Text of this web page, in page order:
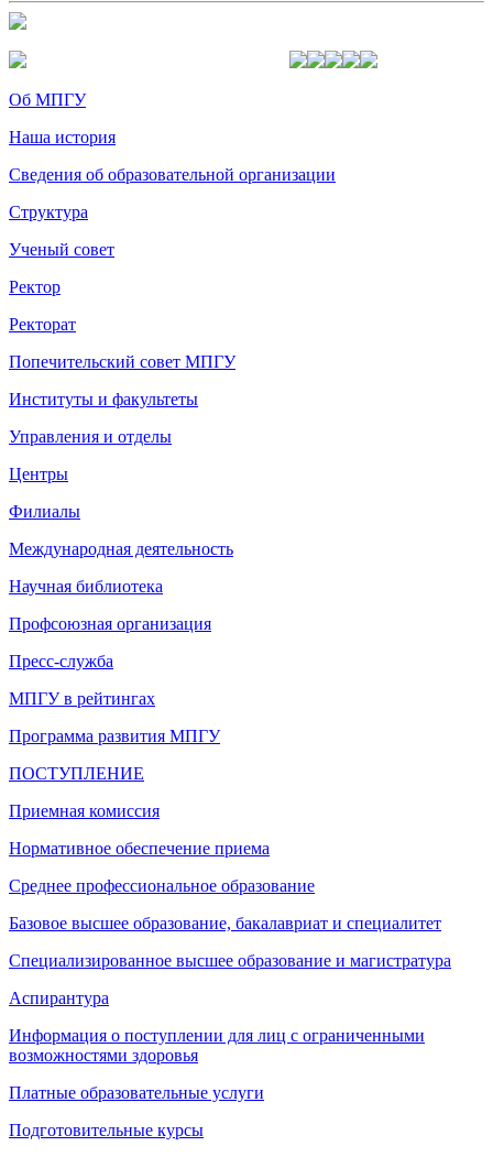
Об МПГУ
Наша история
Сведения об образовательной организации
Структура
Ученый совет
Ректор
Ректорат
Попечительский совет МПГУ
Институты и факультеты
Управления и отделы
Центры
Филиалы
Международная деятельность
Научная библиотека
Профсоюзная организация
Пресс-служба
МПГУ в рейтингах
Программа развития МПГУ
ПОСТУПЛЕНИЕ
Приемная комиссия
Нормативное обеспечение приема
Среднее профессиональное образование
Базовое высшее образование, бакалавриат и специалитет
Специализированное высшее образование и магистратура
Аспирантура
Информация о поступлении для лиц с ограниченными
возможностями здоровья
Платные образовательные услуги
Подготовительные курсы